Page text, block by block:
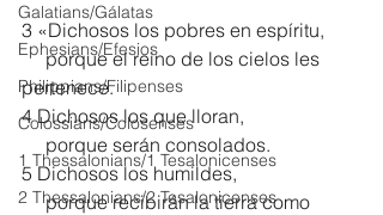
Galatians/Gálatas
Ephesians/Efesios
Philippians/Filipenses
Colossians/Colosenses
1 Thessalonians/1 Tesalonicenses
2 Thessalonians/2 Tesalonicenses
3 «Dichosos los pobres en espíritu,
     porque el reino de los cielos les
pertenece.
4 Dichosos los que lloran,
     porque serán consolados.
5 Dichosos los humildes,
     porque recibirán la tierra como